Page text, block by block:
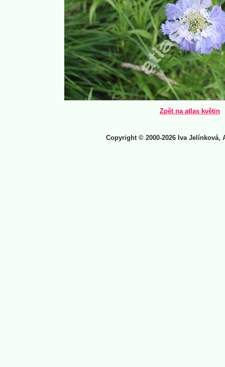
Zpět na atlas květin
Copyright © 2000-2026 Iva Jelínková,